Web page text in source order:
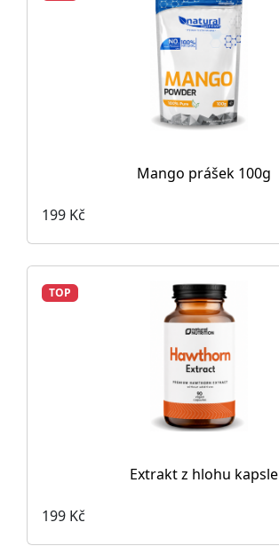
Mango prášek 100g
199 Kč
TOP
Extrakt z hlohu kapsle
199 Kč